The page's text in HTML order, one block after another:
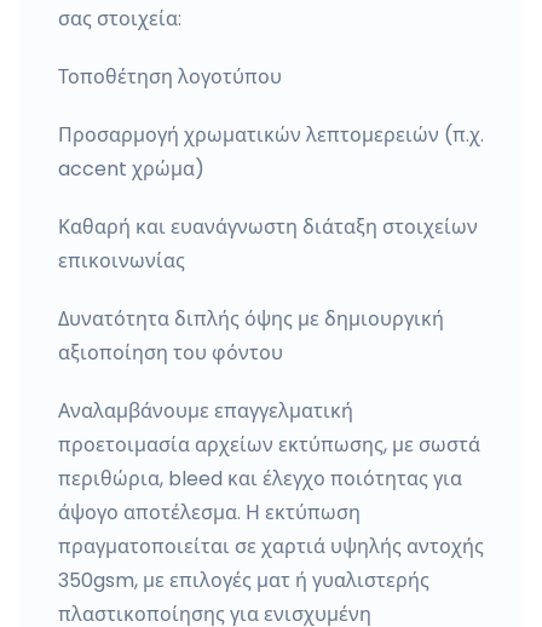
σας στοιχεία:
Τοποθέτηση λογοτύπου
Προσαρμογή χρωματικών λεπτομερειών (π.χ.
accent χρώμα)
Καθαρή και ευανάγνωστη διάταξη στοιχείων
επικοινωνίας
Δυνατότητα διπλής όψης με δημιουργική
αξιοποίηση του φόντου
Αναλαμβάνουμε επαγγελματική
προετοιμασία αρχείων εκτύπωσης, με σωστά
περιθώρια, bleed και έλεγχο ποιότητας για
άψογο αποτέλεσμα. Η εκτύπωση
πραγματοποιείται σε χαρτιά υψηλής αντοχής
350gsm, με επιλογές ματ ή γυαλιστερής
πλαστικοποίησης για ενισχυμένη